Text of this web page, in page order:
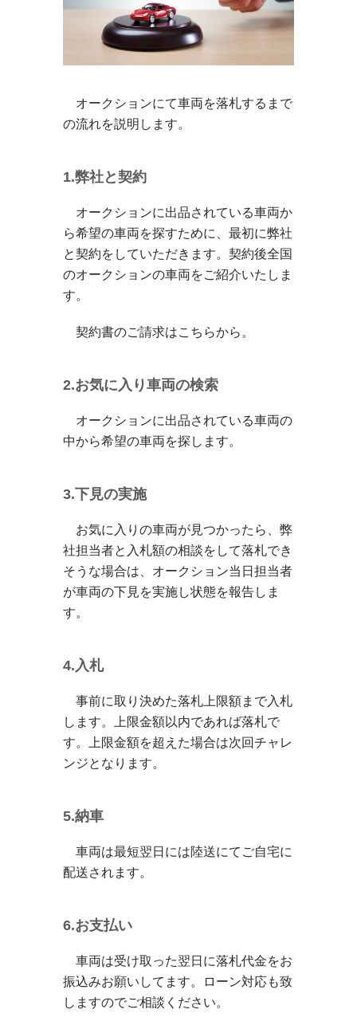
オークションにて車両を落札するまで
の流れを説明します。
1.弊社と契約
オークションに出品されている車両か
ら希望の車両を探すために、最初に弊社
と契約をしていただきます。契約後全国
のオークションの車両をご紹介いたしま
す。
契約書のご請求はこちらから。
2.お気に入り車両の検索
オークションに出品されている車両の
中から希望の車両を探します。
3.下見の実施
お気に入りの車両が見つかったら、弊
社担当者と入札額の相談をして落札でき
そうな場合は、オークション当日担当者
が車両の下見を実施し状態を報告しま
す。
4.入札
事前に取り決めた落札上限額まで入札
します。上限金額以内であれば落札で
す。上限金額を超えた場合は次回チャレ
ンジとなります。
5.納車
車両は最短翌日には陸送にてご自宅に
配送されます。
6.お支払い
車両は受け取った翌日に落札代金をお
振込みお願いしてます。ローン対応も致
しますのでご相談ください。